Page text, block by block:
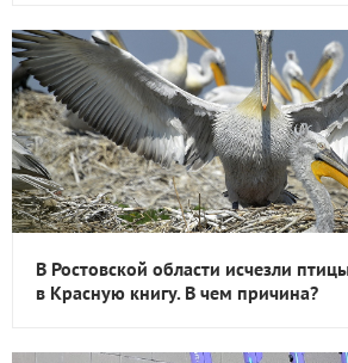
В Ростовской области исчезли
в Красную книгу. В чем причина?